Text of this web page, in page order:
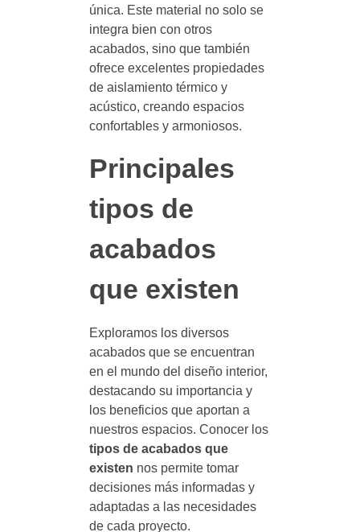
única. Este material no solo se
integra bien con otros
acabados, sino que también
ofrece excelentes propiedades
de aislamiento térmico y
acústico, creando espacios
confortables y armoniosos.
Principales
tipos de
acabados
que existen
Exploramos los diversos
acabados que se encuentran
en el mundo del diseño interior,
destacando su importancia y
los beneficios que aportan a
nuestros espacios. Conocer los
tipos de acabados que
existen nos permite tomar
decisiones más informadas y
adaptadas a las necesidades
de cada proyecto.